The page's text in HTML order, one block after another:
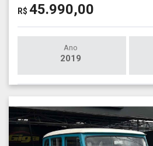
R$ 45.990,00
Ano
2019